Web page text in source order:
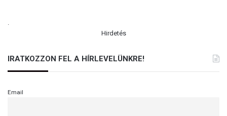
.
Hirdetés
IRATKOZZON FEL A HÍRLEVELÜNKRE!
Email